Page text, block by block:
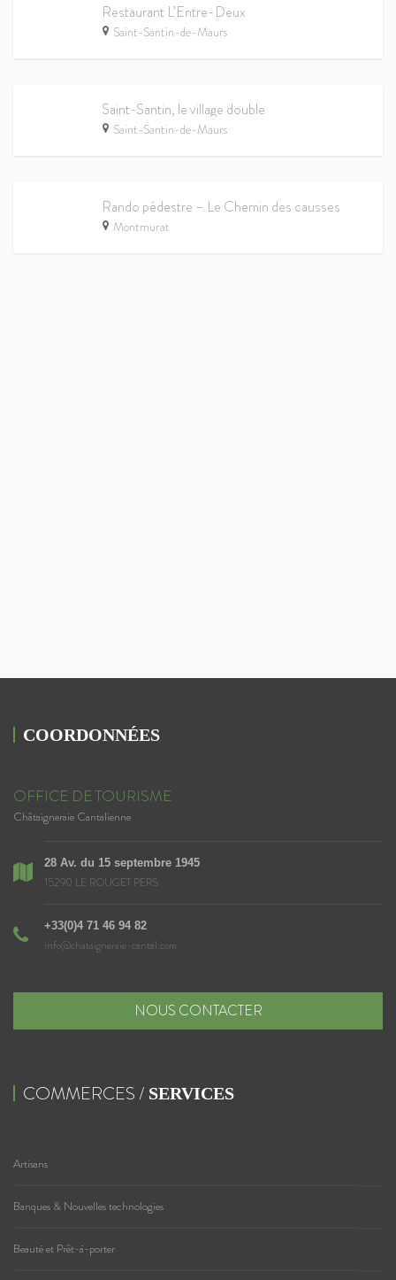
Restaurant L’Entre-Deux
Saint-Santin-de-Maurs
Saint-Santin, le village double
Saint-Santin-de-Maurs
Rando pédestre – Le Chemin des causses
Montmurat
COORDONNÉES
OFFICE DE TOURISME
Châtaigneraie Cantalienne
28 Av. du 15 septembre 1945
15290 LE ROUGET PERS
+33(0)4 71 46 94 82
info@chataigneraie-cantal.com
NOUS CONTACTER
COMMERCES / SERVICES
Artisans
Banques & Nouvelles technologies
Beauté et Prêt-à-porter